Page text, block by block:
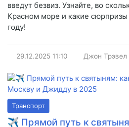
введут безвиз. Узнайте, во
Красном море и какие
году!
29.12.2025 11:10 Джон Трэвел
Транспорт
✈️ Прямой путь к